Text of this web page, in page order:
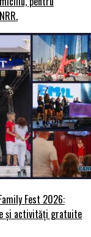
Fest 2026:
și activități gratuite